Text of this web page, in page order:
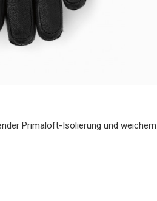
Primaloft-Isolierung und weichem